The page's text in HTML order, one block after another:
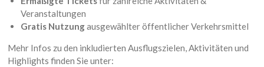
Veranstaltungen
Gratis Nutzungausgewählter öffentlicher Verkehrsmittel
Mehr Infos zu den inkludierten Ausflugszielen, Aktivitäten und
Highlights finden Sie unter: